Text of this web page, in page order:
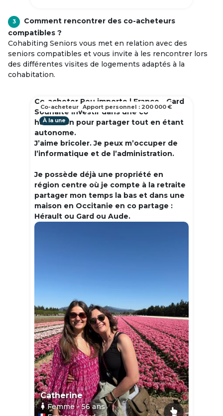
3
Comment rencontrer des co-acheteurs
compatibles ?
Cohabiting Seniors vous met en relation avec des
seniors compatibles et vous invite à les rencontrer lors
des différentes visites de logements adaptés à la
cohabitation.
Co-acheter Peu importe | France - Gard
Souhaite investir dans une co
habitation pour partager tout en étant
autonome.
J’aime bricoler. Je peux m’occuper de
l’informatique et de l’administration.
Je possède déjà une propriété en
région centre où je compte à la retraite
partager mon temps la bas et dans une
maison en Occitanie en co partage :
Hérault ou Gard ou Aude.
À la une
Catherine
Femme- 56ans
Co-acheteur Apport personnel : 200 000 €